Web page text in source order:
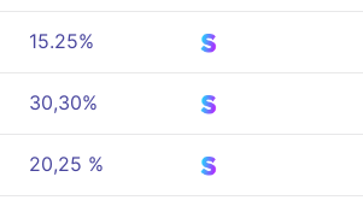
15.25%
30,30%
20,25 %